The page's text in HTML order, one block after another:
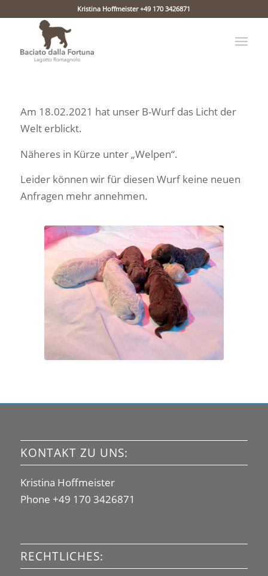
Kristina Hoffmeister +49 170 3426871
Am 18.02.2021 hat unser B-Wurf das Licht der
Welt erblickt.
Näheres in Kürze unter „Welpen“.
Leider können wir für diesen Wurf keine neuen
Anfragen mehr annehmen.
KONTAKT ZU UNS:
Kristina Hoffmeister
Phone +49 170 3426871
RECHTLICHES: